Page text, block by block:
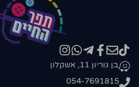
בן גוריון 11, אשקלון
054-7691815